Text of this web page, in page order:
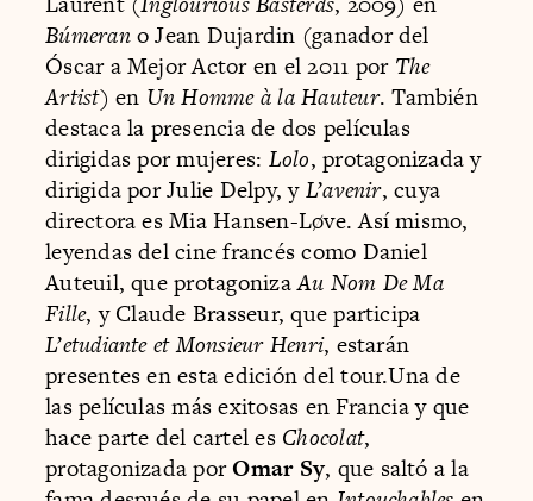
Búmerano Jean Dujardin (ganador del
Óscar a Mejor Actor en el 2011 por The
Artist) en Un Homme à la Hauteur. También
destaca la presencia de dos películas
dirigidas por mujeres: Lolo, protagonizada y
dirigida por Julie Delpy, yL’avenir, cuya
directora es Mia Hansen-Løve. Así mismo,
leyendas del cine francés como Daniel
Auteuil, que protagonizaAu Nom De Ma
Fille, y Claude Brasseur, que participa
L’etudiante et Monsieur Henri, estarán
presentes en esta edición del tour.Una de
las películas más exitosas en Francia y que
hace parte del cartel es Chocolat,
protagonizada porOmar Sy, que saltó a la